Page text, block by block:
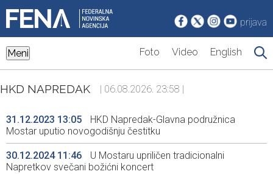
prijava
Meni Foto Video English
HKD NAPREDAK | 06.08.2026. 23:58 |
31.12.2023 13:05
HKD Napredak-Glavna podružnica
Mostar uputio novogodišnju čestitku
30.12.2024 11:46
U Mostaru upriličen tradicionalni
Napretkov svečani božićni koncert